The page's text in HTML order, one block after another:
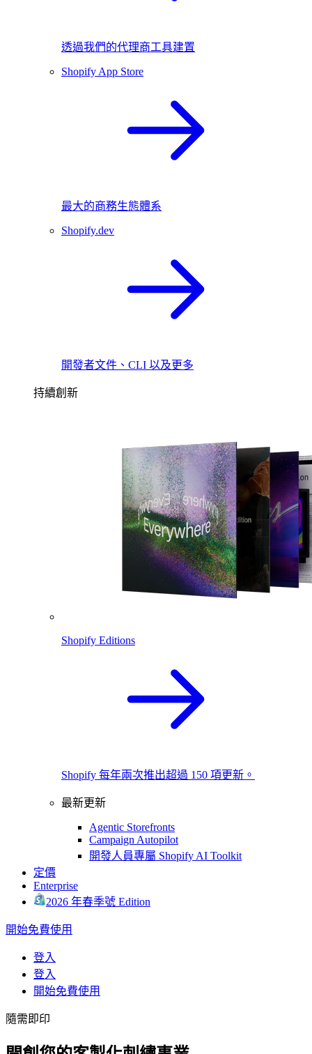
透過我們的代理商工具建置
Shopify App Store
最大的商務生態體系
Shopify.dev
開發者文件、CLI 以及更多
持續創新
Shopify Editions
Shopify 每年兩次推出超過 150 項更新。
最新更新
Agentic Storefronts
Campaign Autopilot
開發人員專屬 Shopify AI Toolkit
定價
Enterprise
2026 年春季號 Edition
開始免費使用
登入
登入
開始免費使用
隨需即印